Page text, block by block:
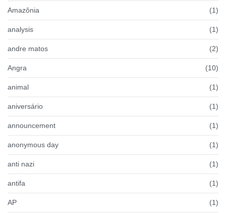
Amazônia (1)
analysis (1)
andre matos (2)
Angra (10)
animal (1)
aniversário (1)
announcement (1)
anonymous day (1)
anti nazi (1)
antifa (1)
AP (1)